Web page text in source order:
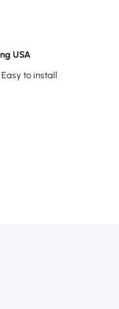
USA
to install